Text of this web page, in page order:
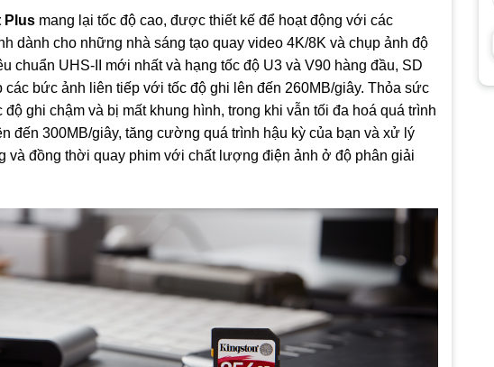
Plus mang lại tốc độ cao, được thiết kế để hoạt động với các
dành cho những nhà sáng tạo quay video 4K/8K và chụp ảnh độ
chuẩn UHS-II mới nhất và hạng tốc độ U3 và V90 hàng đầu, SD
bức ảnh liên tiếp với tốc độ ghi lên đến 260MB/giây. Thỏa sức
ghi chậm và bị mất khung hình, trong khi vẫn tối đa hoá quá trình
đến 300MB/giây, tăng cường quá trình hậu kỳ của bạn và xử lý
và đồng thời quay phim với chất lượng điện ảnh ở độ phân giải